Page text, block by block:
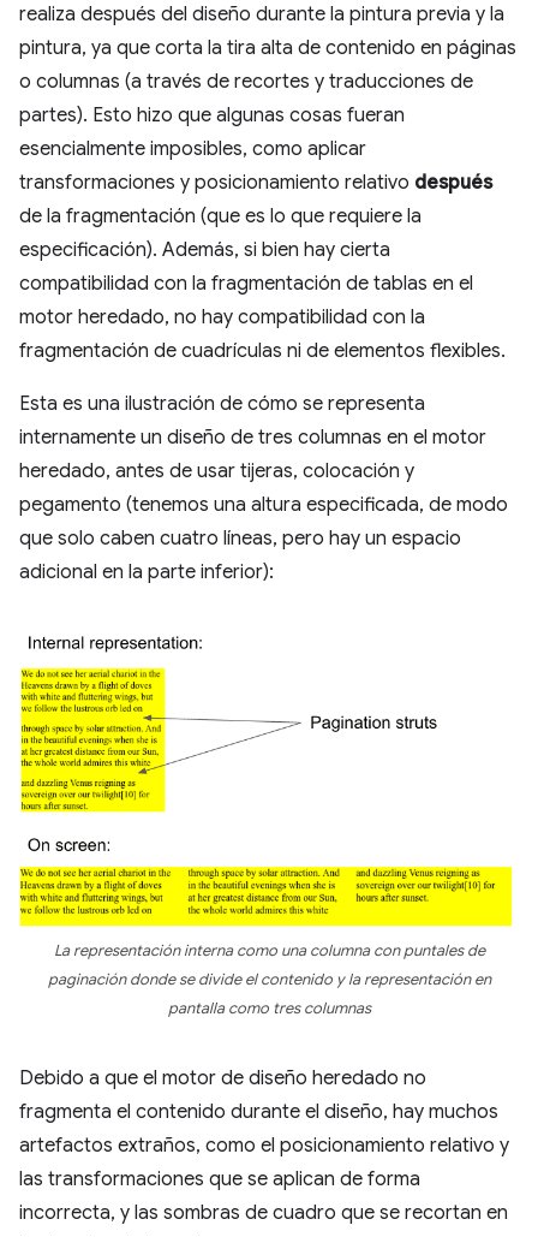
realiza después del diseño durante la pintura previa y la
pintura, ya que corta la tira alta de contenido en páginas
o columnas (a través de recortes y traducciones de
partes). Esto hizo que algunas cosas fueran
esencialmente imposibles, como aplicar
transformaciones y posicionamiento relativo después
de la fragmentación (que es lo que requiere la
especificación). Además, si bien hay cierta
compatibilidad con la fragmentación de tablas en el
motor heredado, no hay compatibilidad con la
fragmentación de cuadrículas ni de elementos flexibles.
Esta es una ilustración de cómo se representa
internamente un diseño de tres columnas en el motor
heredado, antes de usar tijeras, colocación y
pegamento (tenemos una altura especificada, de modo
que solo caben cuatro líneas, pero hay un espacio
adicional en la parte inferior):
La representación interna como una columna con puntales de
paginación donde se divide el contenido y la representación en
pantalla como tres columnas
Debido a que el motor de diseño heredado no
fragmenta el contenido durante el diseño, hay muchos
artefactos extraños, como el posicionamiento relativo y
las transformaciones que se aplican de forma
incorrecta, y las sombras de cuadro que se recortan en